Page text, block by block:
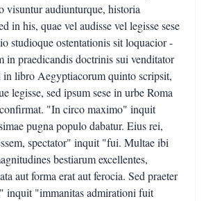
audiunturque, historia
in his, quae vel audisse vel legisse sese
studioque ostentationis sit loquacior -
in praedicandis doctrinis sui venditator
in libro Aegyptiacorum quinto scripsit,
legisse, sed ipsum sese in urbe Roma
"In circo maximo" inquit
pugna populo dabatur. Eius rei,
spectator" inquit "fui. Multae ibi
bestiarum excellentes,
aut forma erat aut ferocia. Sed praeter
inquit "immanitas admirationi fuit